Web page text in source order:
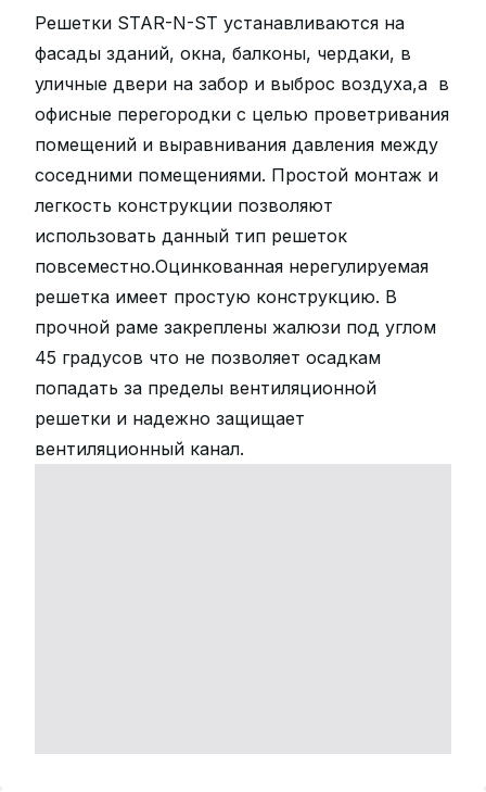
Решетки STAR-N-ST устанавливаются на
фасады зданий, окна, балконы, чердаки, в
уличные двери на забор и выброс воздуха,а в
офисные перегородки с целью проветривания
помещений и выравнивания давления между
соседними помещениями. Простой монтаж и
легкость конструкции позволяют
использовать данный тип решеток
повсеместно.Оцинкованная нерегулируемая
решетка имеет простую конструкцию. В
прочной раме закреплены жалюзи под углом
45 градусов что не позволяет осадкам
попадать за пределы вентиляционной
решетки и надежно защищает
вентиляционный канал.